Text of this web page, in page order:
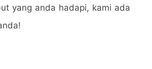
yang anda hadapi, kami ada